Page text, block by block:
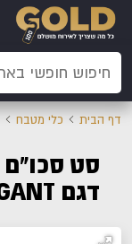
דף הבית כלי מטבח
דגם ELEGANT